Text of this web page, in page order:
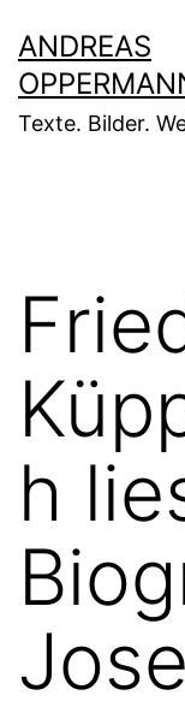
Inhalt
springen
ANDREAS
Texte. Bilder.
h